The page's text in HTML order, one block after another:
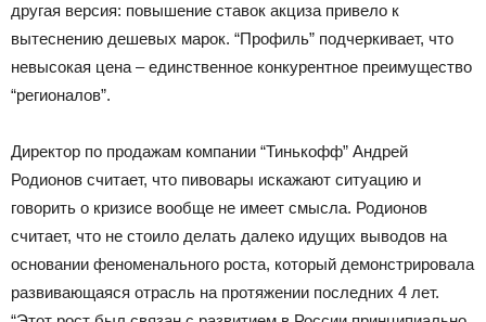
другая версия: повышение ставок акциза привело к
вытеснению дешевых марок. “Профиль” подчеркивает, что
невысокая цена – единственное конкурентное преимущество
“регионалов”.
Директор по продажам компании “Тинькофф” Андрей
Родионов считает, что пивовары искажают ситуацию и
говорить о кризисе вообще не имеет смысла. Родионов
считает, что не стоило делать далеко идущих выводов на
основании феноменального роста, который демонстрировала
развивающаяся отрасль на протяжении последних 4 лет.